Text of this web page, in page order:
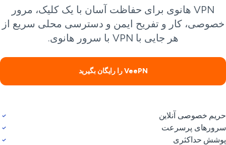
VPN هانوی برای حفاظت آسان با یک کلیک، مرور
کار و تفریح ایمن و دسترسی محلی سریع از
هر جایی با VPN با سرور هانوی.
VeePN را رایگان بگیرید
خصوصی آنلاین
پرسرعت
حداکثری